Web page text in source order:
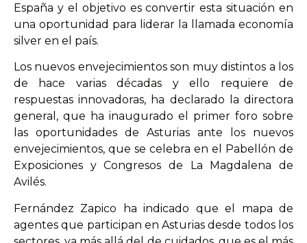
España y el objetivo es convertir esta situación en
una oportunidad para liderar la llamada economía
silver en el país.
Los nuevos envejecimientos son muy distintos a los
de hace varias décadas y ello requiere de
respuestas innovadoras, ha declarado la directora
general, que ha inaugurado el primer foro sobre
las oportunidades de Asturias ante los nuevos
envejecimientos, que se celebra en el Pabellón de
Exposiciones y Congresos de La Magdalena de
Avilés.
Fernández Zapico ha indicado que el mapa de
agentes que participan en Asturias desde todos los